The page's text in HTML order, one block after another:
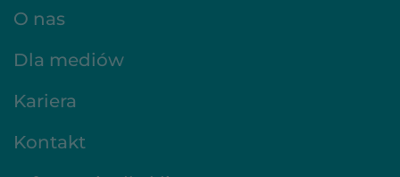
O nas
Dla mediów
Kariera
Kontakt